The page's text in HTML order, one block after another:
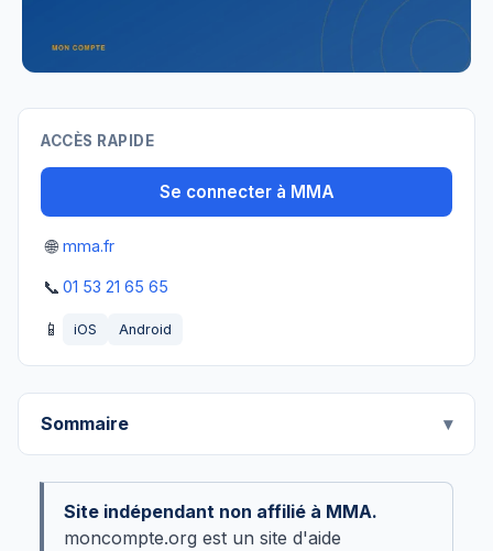
ACCÈS RAPIDE
Se connecter à MMA
🌐 mma.fr
📞 01 53 21 65 65
📱 iOS Android
Sommaire
Site indépendant non affilié à MMA.
moncompte.org est un site d'aide